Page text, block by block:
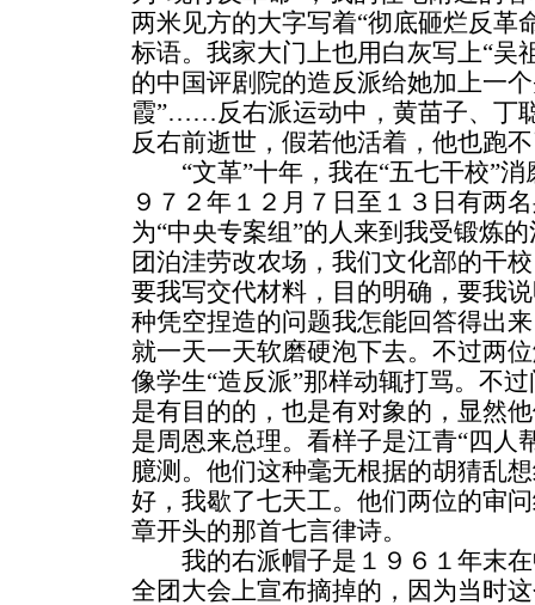
两米见方的大字写着“彻底砸烂反革
标语。我家大门上也用白灰写上“吴
的中国评剧院的造反派给她加上一
霞”……反右派运动中，黄苗子、丁
反右前逝世，假若他活着，他也跑
“文革”十年，我在“五七干校”消
９７２年１２月７日至１３日有两
为“中央专案组”的人来到我受锻炼
团泊洼劳改农场，我们文化部的干
要我写交代材料，目的明确，要我
种凭空捏造的问题我怎能回答得出
就一天一天软磨硬泡下去。不过两
像学生“造反派”那样动辄打骂。不
是有目的的，也是有对象的，显然
是周恩来总理。看样子是江青“四
臆测。他们这种毫无根据的胡猜乱
好，我歇了七天工。他们两位的审
章开头的那首七言律诗。
我的右派帽子是１９６１年末在
全团大会上宣布摘掉的，因为当时